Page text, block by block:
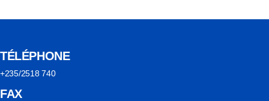
TÉLÉPHONE
+235/2518 740
FAX